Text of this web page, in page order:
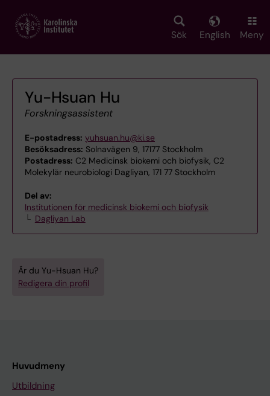
main
Sök English Meny
Yu-Hsuan Hu
Forskningsassistent
E-postadress: yuhsuan.hu@ki.se
Besöksadress: Solnavägen 9, 17177 Stockholm
Postadress: C2 Medicinsk biokemi och biofysik, C2
Molekylär neurobiologi Dagliyan, 171 77 Stockholm
Del av:
Institutionen för medicinsk biokemi och biofysik
Dagliyan Lab
Är du Yu-Hsuan Hu?
Redigera din profil
Huvudmeny
Utbildning